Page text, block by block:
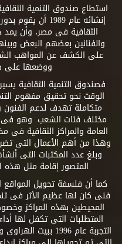
استطاع صندوق التنمية
إنشائه عام
الثقافية فى مصر، وأن يمد
والفنانين بعضهم البعض
على الكشف عن المواهب
ووضعها على
فصندوق التنمية
الوقت نحو تحقيق مفهوم
متكاملة تهدف لدعم الفنون
مختلف فئات الشعب. وهو فى
العامة والمراكز الثقافية فى
وهذا من أهم الأعمال التى
وبلغ عدد المكتبات التى
المتصور إقامة مثل هذه
كما أن فلسفة تحويل المواقع
فنى كان لها عظيم الأثر فى
المحيطين بهذه المراكز
المتطلبات التى تكفل لها
التجربة عام 1996